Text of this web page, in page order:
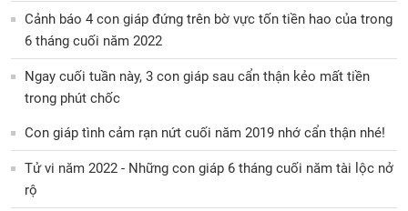
Cảnh báo 4 con giáp đứng trên bờ vực tốn tiền hao của trong
6 tháng cuối năm 2022
Ngay cuối tuần này, 3 con giáp sau cẩn thận kẻo mất tiền
trong phút chốc
Con giáp tình cảm rạn nứt cuối năm 2019 nhớ cẩn thận nhé!
Tử vi năm 2022 - Những con giáp 6 tháng cuối năm tài lộc nở
rộ